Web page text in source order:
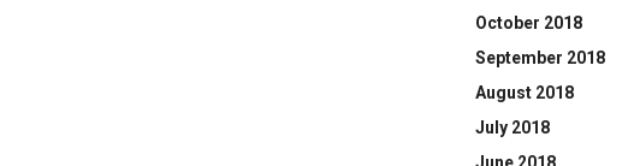
October 2018
September 2018
August 2018
July 2018